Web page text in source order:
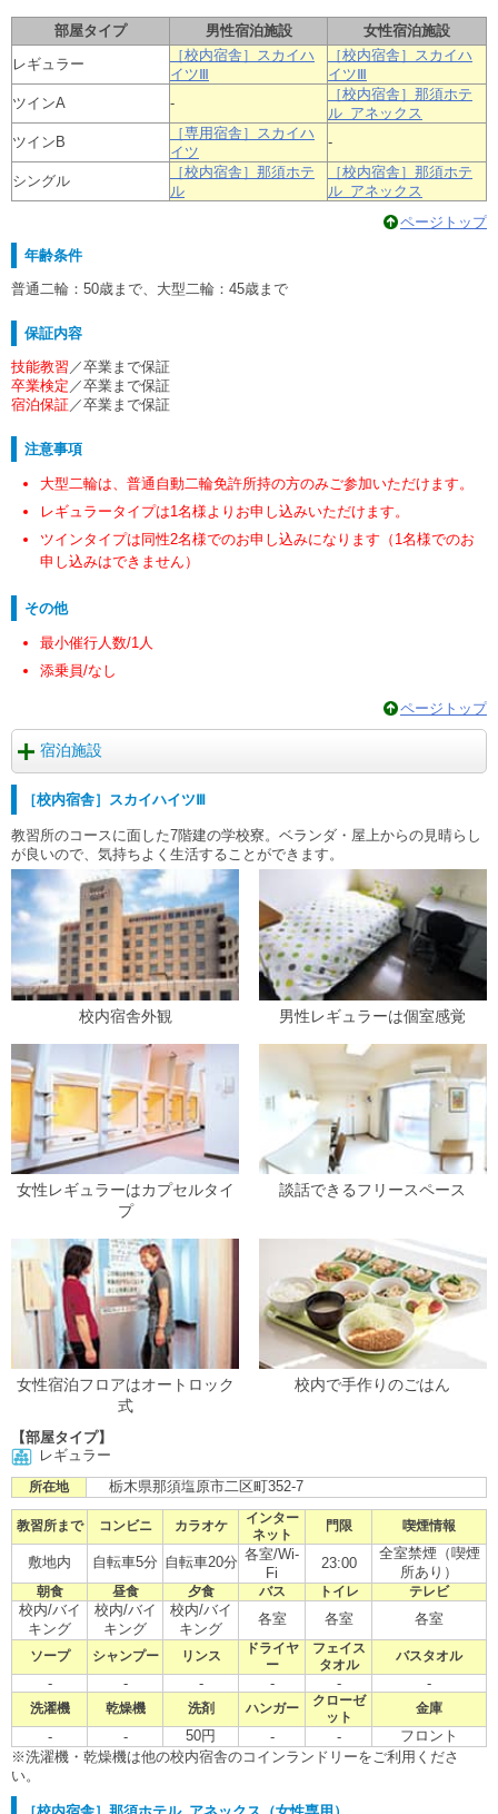
部屋タイプ 男性宿泊施設
女性宿泊施設
レギュラー
［校内宿舎］スカイハ
イツⅢ
［校内宿舎］スカイハ
イツⅢ
ツインA
-
［校内宿舎］那須ホテ
ル アネックス
ツインB
［専用宿舎］スカイハ
イツ
-
シングル
［校内宿舎］那須ホテ
ル
［校内宿舎］那須ホテ
ル アネックス
ページトップ
年齢条件
普通二輪：50歳まで、大型二輪：45歳まで
保証内容
技能教習 ／卒業まで保証
卒業検定 ／卒業まで保証
宿泊保証／卒業まで保証
注意事項
大型二輪は、普通自動二輪免許所持の方のみご参加いただけます。
レギュラータイプは1名様よりお申し込みいただけます。
ツインタイプは同性2名様でのお申し込みになります（1名様でのお
申し込みはできません）
その他
最小催行人数/1人
添乗員/なし
ページトップ
宿泊施設
［校内宿舎］スカイハイツⅢ
教習所のコースに面した7階建の学校寮。ベランダ・屋上からの見晴らし
が良いので、気持ちよく生活することができます。
校内宿舎外観 男性レギュラーは個室感覚
女性レギュラーはカプセルタイ
プ
談話できるフリースペース
女性宿泊フロアはオートロック
式
校内で手作りのごはん
【部屋タイプ】
レギュラー
所在地 栃木県那須塩原市二区町352-7
教習所まで コンビニ カラオケ
インター
ネット
門限 喫煙情報
敷地内 自転車5分 自転車20分 各室/Wi-
Fi
23:00
全室禁煙（喫煙
所あり）
朝食 昼食 夕食 バス トイレ テレビ
校内/バイ
キング
校内/バイ
キング
校内/バイ
キング
各室 各室 各室
ソープ シャンプー リンス
ドライヤ
ー
フェイス
タオル
バスタオル
- - - - - -
洗濯機 乾燥機 洗剤 ハンガー
クローゼ
ット
金庫
- - 50円 - -
フロント
※洗濯機・乾燥機は他の校内宿舎のコインランドリーをご利用くださ
い。